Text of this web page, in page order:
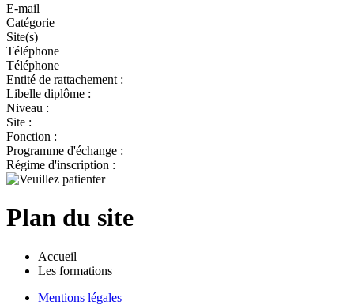
E-mail
Catégorie
Site(s)
Téléphone
Téléphone
Entité de rattachement :
Libelle diplôme :
Niveau :
Site :
Fonction :
Programme d'échange :
Régime d'inscription :
Plan du site
Accueil
Les formations
Mentions légales